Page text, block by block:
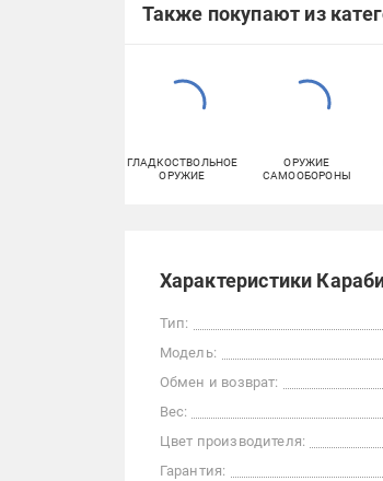
Также покупают из
ГЛАДКОСТВОЛЬНОЕ
ОРУЖИЕ
ОРУЖИЕ
САМООБОРОНЫ
Характеристики
Тип:
Модель:
Обмен и возврат:
Вес:
Цвет производителя:
Гарантия: